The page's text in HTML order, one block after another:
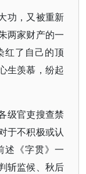
功，又被重新
两家财产的一
红了自己的顶
生羡慕，纷起
级官吏搜查禁
于不积极或认
述《字贯》一
斩监候、秋后